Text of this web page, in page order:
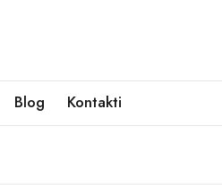
Blog Kontakti